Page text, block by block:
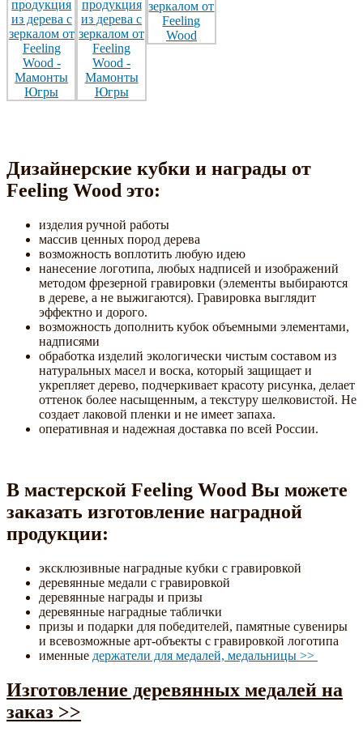
Дизайнерские кубки и награды от
Feeling Wood это:
изделия ручной работы
массив ценных пород дерева
возможность воплотить любую идею
нанесение логотипа, любых надписей и изображений
методом фрезерной гравировки (элементы выбираются
в дереве, а не выжигаются). Гравировка выглядит
эффектно и дорого.
возможность дополнить кубок объемными элементами,
надписями
обработка изделий экологически чистым составом из
натуральных масел и воска, который защищает и
укрепляет дерево, подчеркивает красоту рисунка, делает
оттенок более насыщенным, а текстуру шелковистой. Не
создает лаковой пленки и не имеет запаха.
оперативная и надежная доставка по всей России.
В мастерской Feeling Wood Вы можете
заказать изготовление наградной
продукции:
эксклюзивные наградные кубки с гравировкой
деревянные медали с гравировкой
деревянные награды и призы
деревянные наградные таблички
призы и подарки для победителей, памятные сувениры
и всевозможные арт-объекты с гравировкой логотипа
именные держатели для медалей, медальницы >>
Изготовление деревянных медалей на
заказ >>